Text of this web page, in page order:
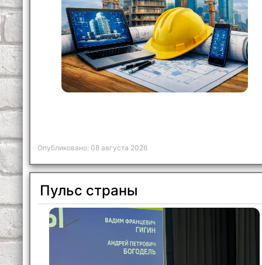
Опубликовано: 08 августа 2026
Пульс страны